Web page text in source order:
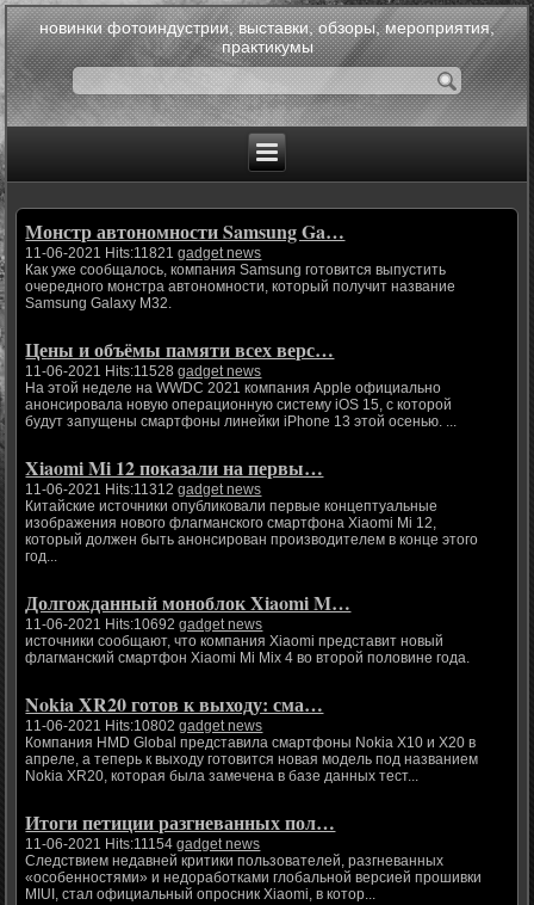
новинки фотоиндустрии, выставки, обзоры, мероприятия,
практикумы
Монстр автономности Samsung Ga…
11-06-2021 Hits:11821gadget news
Как уже сообщалось, компания Samsung готовится выпустить
очередного монстра автономности, который получит название
Samsung Galaxy M32.
Цены и объёмы памяти всех верс…
11-06-2021 Hits:11528gadget news
На этой неделе на WWDC 2021 компания Apple официально
анонсировала новую операционную систему iOS 15, с которой
будут запущены смартфоны линейки iPhone 13 этой осенью. ...
Xiaomi Mi 12 показали на первы…
11-06-2021 Hits:11312gadget news
Китайские источники опубликовали первые концептуальные
изображения нового флагманского смартфона Xiaomi Mi 12,
который должен быть анонсирован производителем в конце этого
год...
Долгожданный моноблок Xiaomi M…
11-06-2021 Hits:10692gadget news
источники сообщают, что компания Xiaomi представит новый
флагманский смартфон Xiaomi Mi Mix 4 во второй половине года.
Nokia XR20 готов к выходу: сма…
11-06-2021 Hits:10802gadget news
Компания HMD Global представила смартфоны Nokia X10 и X20 в
апреле, а теперь к выходу готовится новая модель под названием
Nokia XR20, которая была замечена в базе данных тест...
Итоги петиции разгневанных пол…
11-06-2021 Hits:11154gadget news
Следствием недавней критики пользователей, разгневанных
«особенностями» и недоработками глобальной версией прошивки
MIUI, стал официальный опросник Xiaomi, в котор...